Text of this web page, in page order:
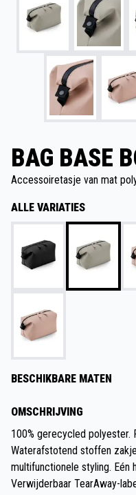
BAG BASE
Accessoiretasje van mat
ALLE VARIATIES
BESCHIKBARE MATEN
OMSCHRIJVING
100% gerecycled polyester.
Waterafstotend stoffen
multifunctionele styling. Eén
Verwijderbaar TearAway-